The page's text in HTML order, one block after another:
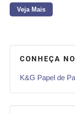
Veja Mais
CONHEÇA
K&G Papel de